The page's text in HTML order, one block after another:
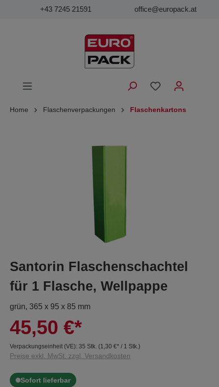
+43 7245 21591 office@europack.at
Home Flaschenverpackungen Flaschenkartons
Santorin Flaschenschachtel
für 1 Flasche, Wellpappe
grün, 365 x 95 x 85 mm
45,50 €*
Verpackungseinheit (VE): 35 Stk. (1,30 €* / 1 Stk.)
Preise exkl. MwSt. zzgl. Versandkosten
Sofort lieferbar